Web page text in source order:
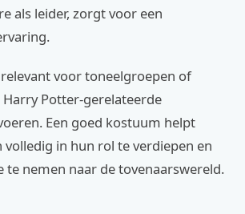
als leider, zorgt voor een
voor toneelgroepen of
Harry Potter-gerelateerde
Een goed kostuum helpt
volledig in hun rol te verdiepen en
te nemen naar de tovenaarswereld.